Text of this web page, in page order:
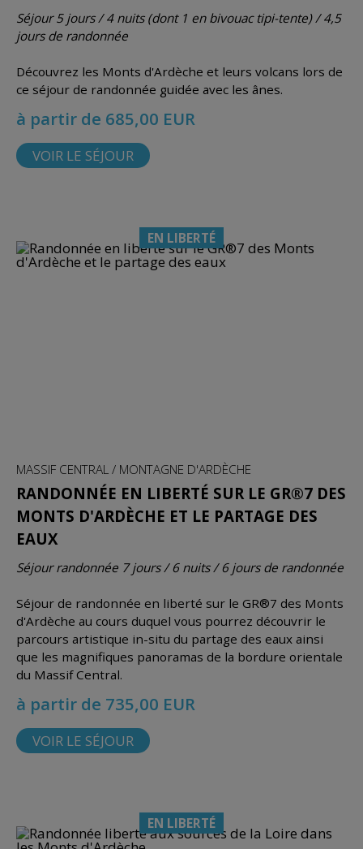
Séjour 5 jours / 4 nuits (dont 1 en bivouac tipi-tente) / 4,5
jours de randonnée
Découvrez les Monts d'Ardèche et leurs volcans lors de
ce séjour de randonnée guidée avec les ânes.
à partir de 685,00 EUR
VOIR LE SÉJOUR
EN LIBERTÉ
MASSIF CENTRAL / MONTAGNE D'ARDÈCHE
RANDONNÉE EN LIBERTÉ SUR LE GR®7 DES
MONTS D'ARDÈCHE ET LE PARTAGE DES
EAUX
Séjour randonnée 7 jours / 6 nuits / 6 jours de randonnée
Séjour de randonnée en liberté sur le GR®7 des Monts
d'Ardèche au cours duquel vous pourrez découvrir le
parcours artistique in-situ du partage des eaux ainsi
que les magnifiques panoramas de la bordure orientale
du Massif Central.
à partir de 735,00 EUR
VOIR LE SÉJOUR
EN LIBERTÉ